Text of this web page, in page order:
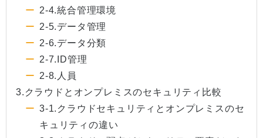
2-4.統合管理環境
2-5.データ管理
2-6.データ分類
2-7.ID管理
2-8.人員
3.クラウドとオンプレミスのセキュリティ比較
3-1.クラウドセキュリティとオンプレミスのセ
キュリティの違い